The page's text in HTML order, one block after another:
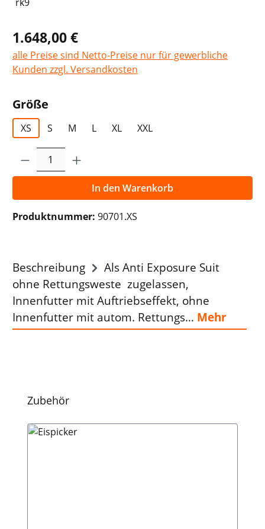
1.648,00 €
alle Preise sind Netto-Preise nur für gewerbliche
Kunden zzgl. Versandkosten
Größe
XS S M L XL XXL
Produkt Anzahl: Gib den gewünschten
In den Warenkorb
Produktnummer: 90701.XS
Beschreibung
Als Anti Exposure Suit
ohne Rettungsweste zugelassen,
Innenfutter mit Auftriebseffekt, ohne
Innenfutter mit autom. Rettungs… Mehr
Produktgalerie überspringen
Zubehör